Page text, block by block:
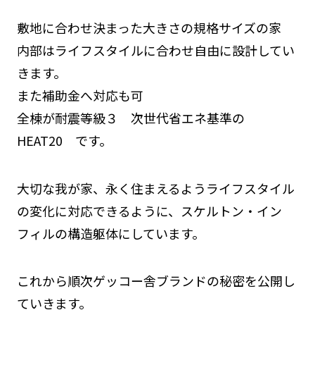
敷地に合わせ決まった大きさの規格サイズの家
内部はライフスタイルに合わせ自由に設計してい
きます。
また補助金へ対応も可
全棟が耐震等級３ 次世代省エネ基準の
HEAT20 です。
大切な我が家、永く住まえるようライフスタイル
の変化に対応できるように、スケルトン・イン
フィルの構造躯体にしています。
これから順次ゲッコー舎ブランドの秘密を公開し
ていきます。